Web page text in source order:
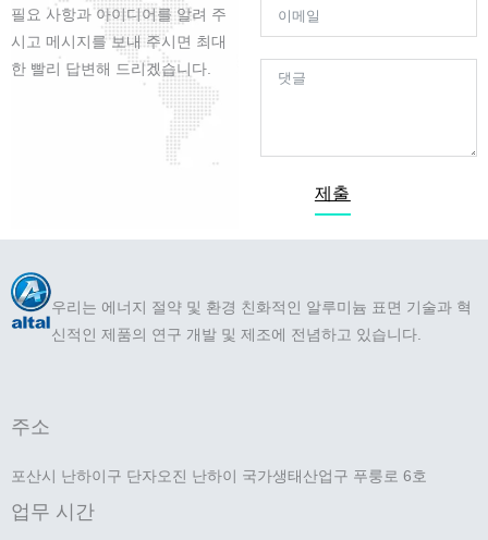
필요 사항과 아이디어를 알려 주
시고 메시지를 보내 주시면 최대
한 빨리 답변해 드리겠습니다.
제출
우리는 에너지 절약 및 환경 친화적인 알루미늄 표면 기술과 혁
신적인 제품의 연구 개발 및 제조에 전념하고 있습니다.
주소
포산시 난하이구 단자오진 난하이 국가생태산업구 푸룽로 6호
업무 시간